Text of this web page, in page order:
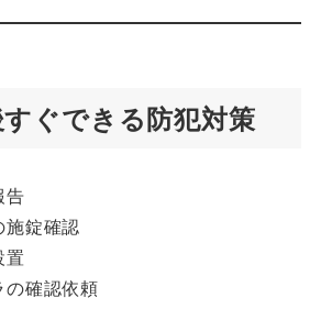
ぐできる防犯対策
告
施錠確認
置
の確認依頼